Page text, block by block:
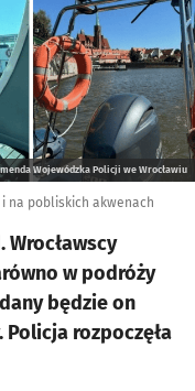
Wojewódzka Policji we Wrocławiu
na pobliskich akwenach
w podróży
będzie on
rozpoczęła